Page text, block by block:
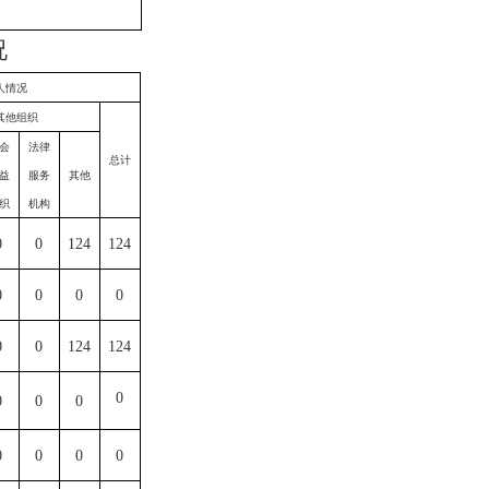
情况
他组织
总计
法律
服务
机构
其他
0 124 124
0 0 0
0 124 124
0 0 0
0 0 0